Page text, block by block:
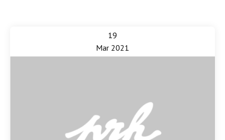
19
Mar 2021